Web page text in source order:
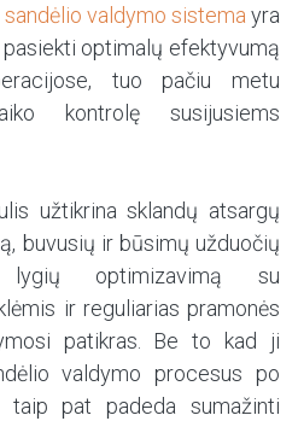
sandėlio valdymo sistema yra
optimalų efektyvumą
tuo pačiu metu
kontrolę susijusiems
užtikrina sklandų atsargų
buvusių ir būsimų užduočių
lygių optimizavimą su
ir reguliarias pramonės
patikras. Be to kad ji
valdymo procesus po
taip pat padeda sumažinti